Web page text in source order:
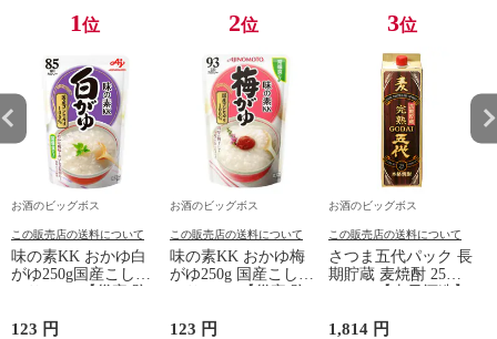
1位
お酒のビッグボス
この販売店の送料について
味の素KK おかゆ白
がゆ250g国産こしひ
かり100％【災害 防
123 円
2位
お酒のビッグボス
この販売店の送料について
味の素KK おかゆ梅
がゆ250g 国産こしひ
かり100％【災害 防
123 円
3位
お酒のビッグボス
この販売店の送料について
さつま五代パック 長
期貯蔵 麦焼酎 25度
1800ml【山元酒造】
1,814 円